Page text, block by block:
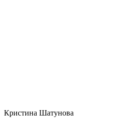
Кристина Шатунова